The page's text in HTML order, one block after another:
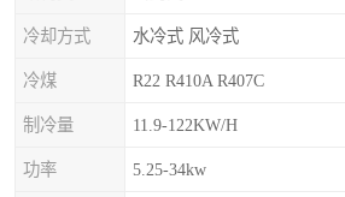
冷却方式 水冷式 风冷式
冷煤 R22 R410A R407C
制冷量 11.9-122KW/H
功率 5.25-34kw